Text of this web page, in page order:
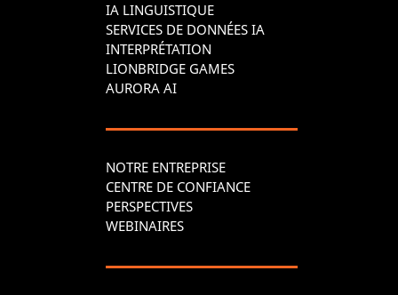
IA LINGUISTIQUE
SERVICES DE DONNÉES IA
INTERPRÉTATION
LIONBRIDGE GAMES
AURORA AI
NOTRE ENTREPRISE
CENTRE DE CONFIANCE
PERSPECTIVES
WEBINAIRES